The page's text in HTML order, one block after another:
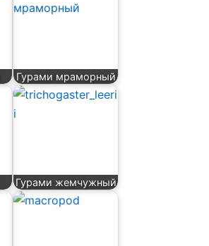
Гурами мраморный
Гурами жемчужный